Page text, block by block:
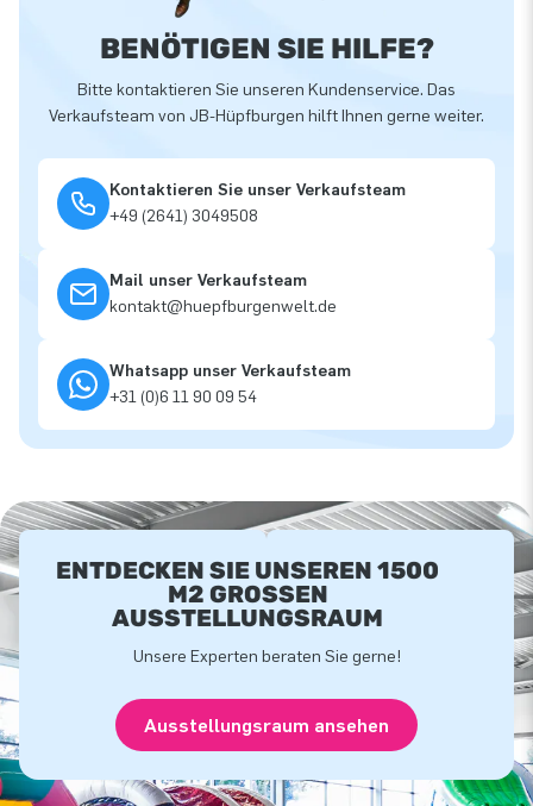
BENÖTIGEN SIE HILFE?
Bitte kontaktieren Sie unseren Kundenservice. Das
Verkaufsteam von JB-Hüpfburgen hilft Ihnen gerne weiter.
Kontaktieren Sie unser Verkaufsteam
+49 (2641) 3049508
Mail unser Verkaufsteam
kontakt@huepfburgenwelt.de
Whatsapp unser Verkaufsteam
+31 (0)6 11 90 09 54
ENTDECKEN SIE UNSEREN 1500
M2 GROSSEN A
USSTELLUNGSRAUM
Unsere Experten beraten Sie gerne!
Ausstellungsraum ansehen